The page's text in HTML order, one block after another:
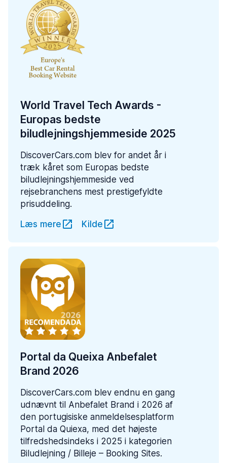
World Travel Tech Awards -
Europas bedste
biludlejningshjemmeside 2025
DiscoverCars.com blev for andet år i
træk kåret som Europas bedste
biludlejningshjemmeside ved
rejsebranchens mest prestigefyldte
prisuddeling.
Læs mere
Kilde
Portal da Queixa Anbefalet
Brand 2026
DiscoverCars.com blev endnu en gang
udnævnt til Anbefalet Brand i 2026 af
den portugisiske anmeldelsesplatform
Portal da Quiexa, med det højeste
tilfredshedsindeks i 2025 i kategorien
Biludlejning / Billeje – Booking Sites.